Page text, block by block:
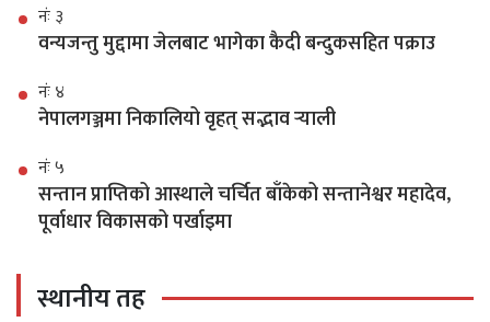
नंः ३
वन्यजन्तु मुद्दामा जेलबाट भागेका कैदी बन्दुकसहित पक्राउ
नंः ४
नेपालगञ्जमा निकालियो वृहत् सद्भाव र्‍याली
नंः ५
सन्तान प्राप्तिको आस्थाले चर्चित बाँकेको सन्तानेश्वर महादेव,
पूर्वाधार विकासको पर्खाइमा
स्थानीय तह